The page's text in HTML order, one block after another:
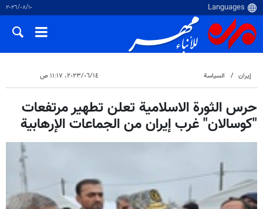
١٠‏/٠٨‏/٢٠٢٦
إيران السياسة ١٤‏/٠٦‏/٢٠٢٣، ١١:١٧ ص
حرس الثورة الاسلامية تعلن تطهیر مرتفعات
"كوسالان" غرب إيران من الجماعات الإرهابية